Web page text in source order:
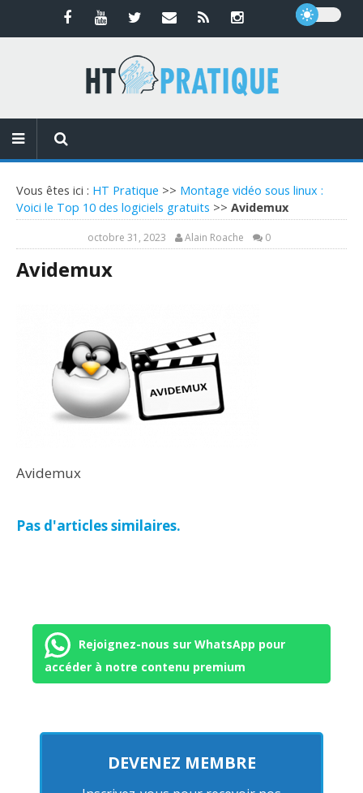
Vous êtes ici : HT Pratique >> Montage vidéo sous linux :
Voici le Top 10 des logiciels gratuits >> Avidemux
octobre 31, 2023 Alain Roache 0
Avidemux
Avidemux
Pas d'articles similaires.
Rejoignez-nous sur WhatsApp pour
accéder à notre contenu premium
DEVENEZ MEMBRE